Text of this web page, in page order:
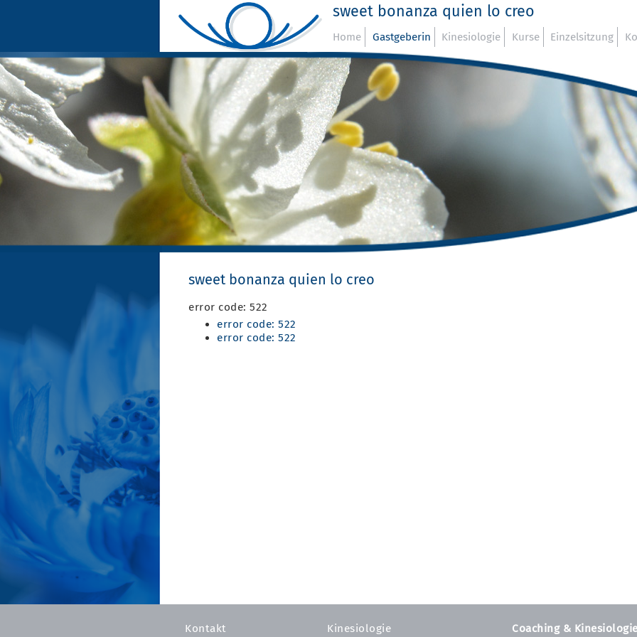
sweet bonanza quien lo creo
Home Gastgeberin Kinesiologie Kurse Einzelsitzung
sweet bonanza quien lo creo
error code: 522
error code: 522
error code: 522
Kontakt
Kinesiologie
Coaching &